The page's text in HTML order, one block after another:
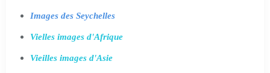
Images des Seychelles
Vielles images d'Afrique
Vieilles images d'Asie